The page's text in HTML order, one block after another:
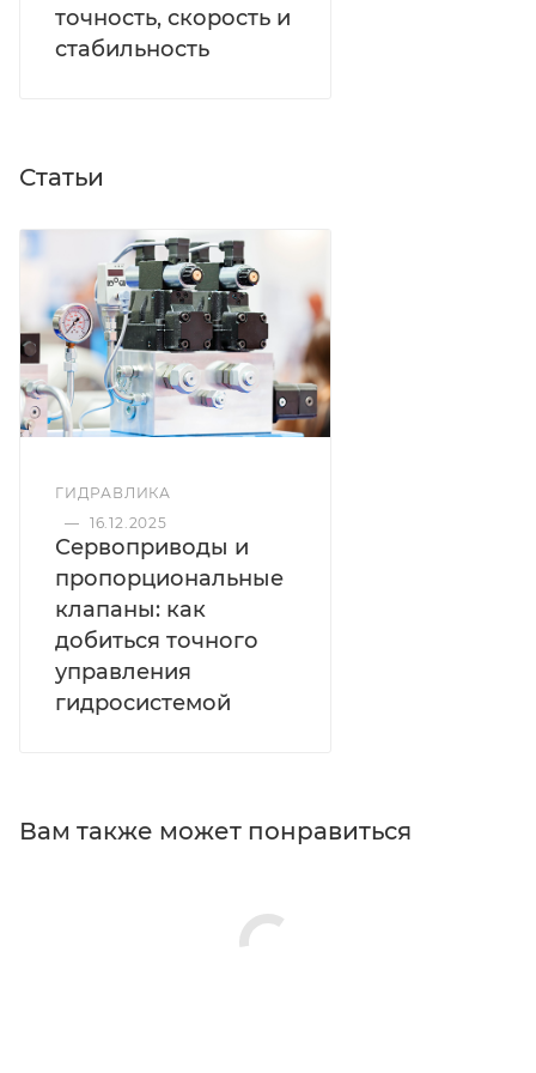
точность, скорость и
стабильность
Статьи
ГИДРАВЛИКА
— 16.12.2025
Сервоприводы и
пропорциональные
клапаны: как
добиться точного
управления
гидросистемой
Вам также может понравиться